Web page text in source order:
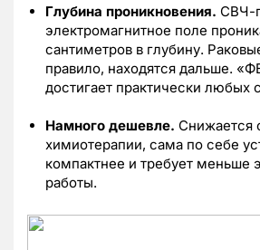
Глубина проникновения. СВЧ-
электромагнитное поле
сантиметров в глубину.
правило, находятся дальше.
достигает практически любых
Намного дешевле. Снижается
химиотерапии, сама по себе
компактнее и требует меньше
работы.